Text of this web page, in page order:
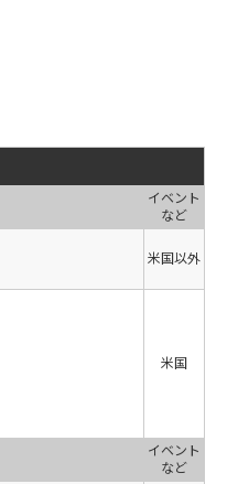
イベント
など
米国以外
米国
イベント
など